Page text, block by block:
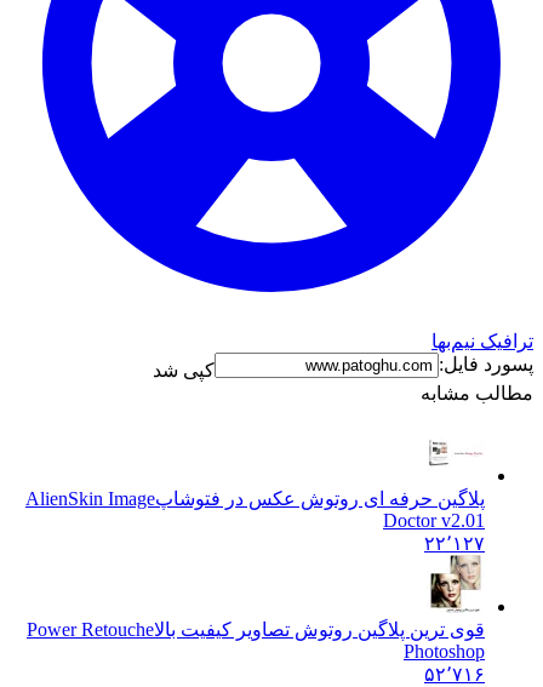
ترافیک نیم‌بها
پسورد فایل:
کپی شد
مطالب مشابه
پلاگین حرفه ای روتوش عکس در فتوشاپAlienSkin Image
Doctor v2.01
۲۲٬۱۲۷
قوی ترین پلاگین روتوش تصاویر کیفیت بالاPower Retouche
Photoshop
۵۲٬۷۱۶